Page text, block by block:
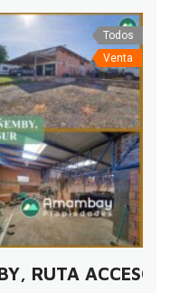
Todos
Venta
RUTA ACCESO